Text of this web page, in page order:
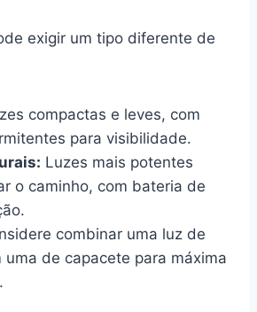
exigir um tipo diferente de
compactas e leves, com
para visibilidade.
Luzes mais potentes
o caminho, com bateria de
combinar uma luz de
uma de capacete para máxima